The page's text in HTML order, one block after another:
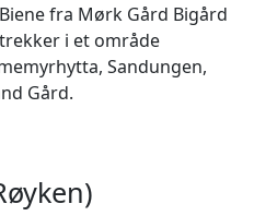
Biene fra Mørk Gård Bigård
trekker i et område
Sandungen,
Gård.